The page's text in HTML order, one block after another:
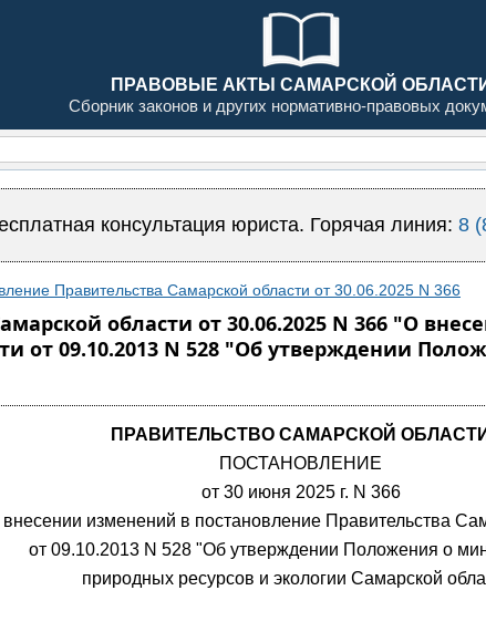
ПРАВОВЫЕ АКТЫ САМАРСКОЙ
Сборник законов и других нормативно-правовых
консультация юриста. Горячая линия: 8
Правительства Самарской области от 30.06.2025 N 366
области от 30.06.2025 N 366 "О
от 09.10.2013 N 528 "Об утверждении
ПРАВИТЕЛЬСТВО САМАРСКОЙ ОБЛАСТИ
ПОСТАНОВЛЕНИЕ
от 30 июня 2025 г. N 366
изменений в постановление Правительства
от 09.10.2013 N 528 "Об утверждении Положения о
природных ресурсов и экологии Самарской